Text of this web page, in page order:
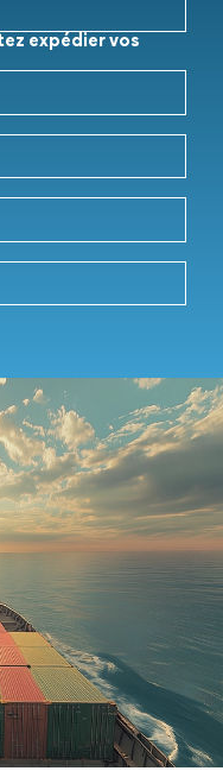
expédier vos